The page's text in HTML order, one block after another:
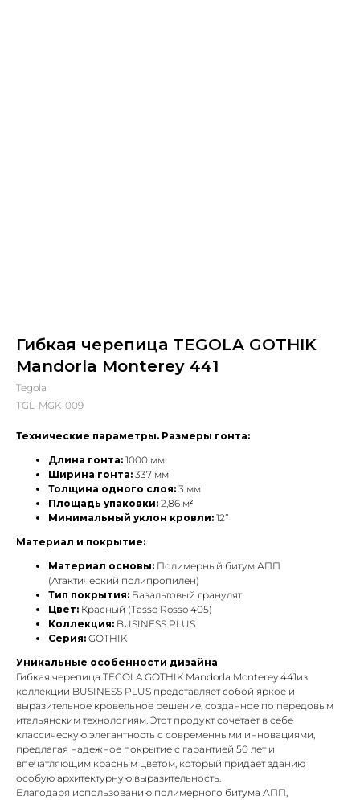
Гибкая черепица TEGOLA GOTHIK
Mandorla Monterey 441
Tegola
TGL-MGK-009
Технические параметры. Размеры гонта:
Длина гонта: 1000 мм
Ширина гонта: 337 мм
Толщина одного слоя: 3 мм
Площадь упаковки: 2,86 м²
Минимальный уклон кровли: 12°
Материал и покрытие:
Материал основы: Полимерный битум АПП
(Атактический полипропилен)
Тип покрытия: Базальтовый гранулят
Цвет: Красный (Tasso Rosso 405)
Коллекция: BUSINESS PLUS
Серия: GOTHIK
Уникальные особенности дизайна
Гибкая черепица TEGOLA GOTHIK Mandorla Monterey 441из
коллекции BUSINESS PLUS представляет собой яркое и
выразительное кровельное решение, созданное по передовым
итальянским технологиям. Этот продукт сочетает в себе
классическую элегантность с современными инновациями,
предлагая надежное покрытие с гарантией 50 лет и
впечатляющим красным цветом, который придает зданию
особую архитектурную выразительность.
Благодаря использованию полимерного битума АПП,